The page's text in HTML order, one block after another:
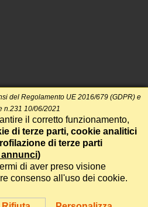
• P.IVA 14478081004 • Testata
di Roma del 14/12/2017
Powered byItala
del Regolamento UE 2016/679 (GDPR) e
n.231 10/06/2021
il corretto funzionamento,
di terze parti, cookie analitici
di terze parti
annunci)
di aver preso visione
consenso all'uso dei cookie.